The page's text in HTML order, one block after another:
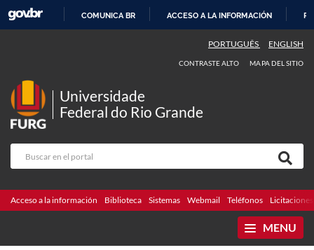
CONTENIDO
COMUNICA BR ACCESO A LA INFORMACIÓN
PORTUGUÊS ENGLISH
CONTRASTE ALTO MAPA DEL SITIO
Universidade
Federal do Rio Grande
Acceso a la información Biblioteca Sistemas Webmail Teléfonos Licitaciones
MENU